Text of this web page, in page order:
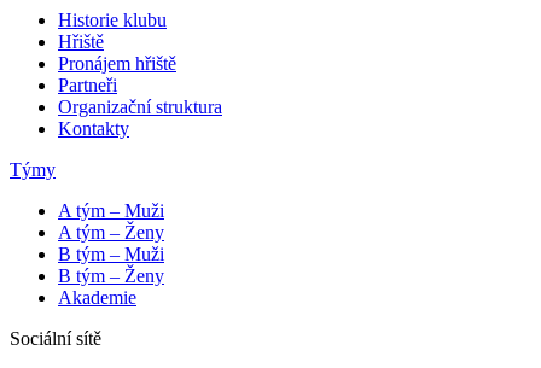
Historie klubu
Hřiště
Pronájem hřiště
Partneři
Organizační struktura
Kontakty
Týmy
A tým – Muži
A tým – Ženy
B tým – Muži
B tým – Ženy
Akademie
Sociální sítě